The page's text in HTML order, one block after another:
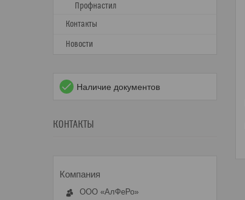
Профнастил
Контакты
Новости
Наличие документов
КОНТАКТЫ
ООО «АлФеРо»